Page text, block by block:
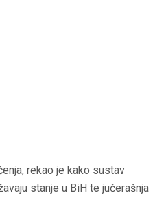
rekao je kako sustav
stanje u BiH te jučerašnja